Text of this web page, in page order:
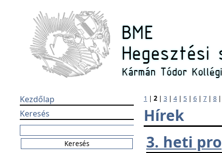
Kezdőlap
Keresés
1 | 2 | 3 | 4| 5 | 6 | 7 | 8
Hírek
3. heti